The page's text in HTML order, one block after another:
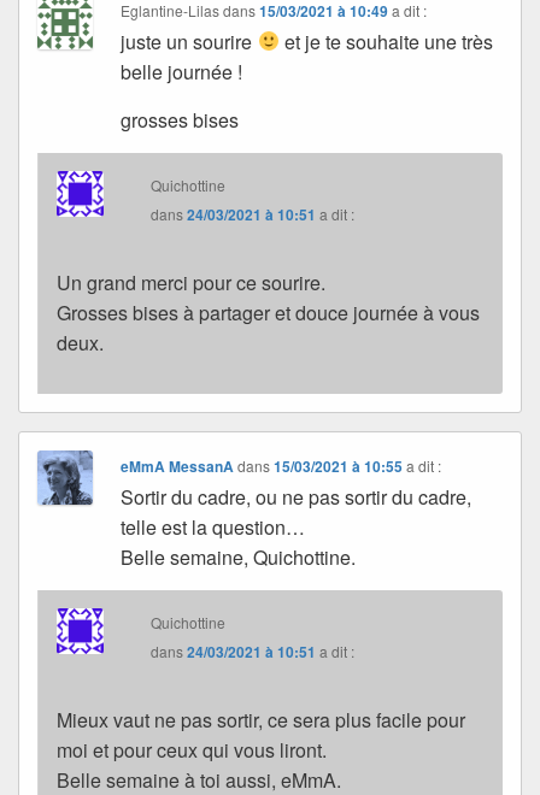
Eglantine-Lilasdans15/03/2021 à 10:49 a dit :
juste un sourire
et je te souhaite une très
belle journée !
grosses bises
Quichottine
dans24/03/2021 à 10:51 a dit :
Un grand merci pour ce sourire.
Grosses bises à partager et douce journée à vous
deux.
eMmA MessanA dans15/03/2021 à 10:55 a dit :
Sortir du cadre, ou ne pas sortir du cadre,
telle est la question…
Belle semaine, Quichottine.
Quichottine
dans24/03/2021 à 10:51 a dit :
Mieux vaut ne pas sortir, ce sera plus facile pour
moi et pour ceux qui vous liront.
Belle semaine à toi aussi, eMmA.